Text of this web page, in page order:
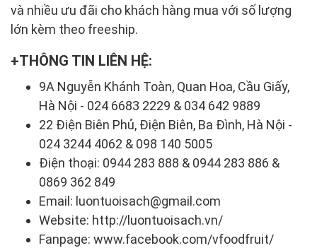
và nhiều ưu đãi cho khách hàng mua với số lượng
lớn kèm theo freeship.
THÔNG TIN LIÊN HỆ:
9A Nguyễn Khánh Toàn, Quan Hoa, Cầu Giấy,
Hà Nội - 024 6683 2229 & 034 642 9889
22 Điện Biên Phủ, Điện Biên, Ba Đình, Hà Nội -
024 3244 4062 & 098 140 5005
Điện thoại: 0944 283 888 & 0944 283 886 &
0869 362 849
Email: luontuoisach@gmail.com
Website: http://luontuoisach.vn/
Fanpage: www.facebook.com/vfoodfruit/